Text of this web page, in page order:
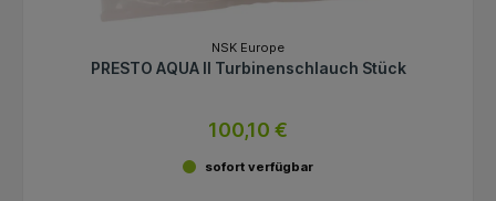
NSK Europe
PRESTO AQUA II Turbinenschlauch Stück
100,10 €
sofort verfügbar